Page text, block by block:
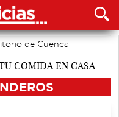
de Cuenca